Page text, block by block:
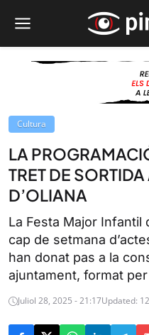
Cultura
LA
TRET DE
D’OLIANA
La Festa Major Infantil
cap de setmana
han donat pas a la
ajuntament, format
Juliol 28, 2025 - 21:17Updated: